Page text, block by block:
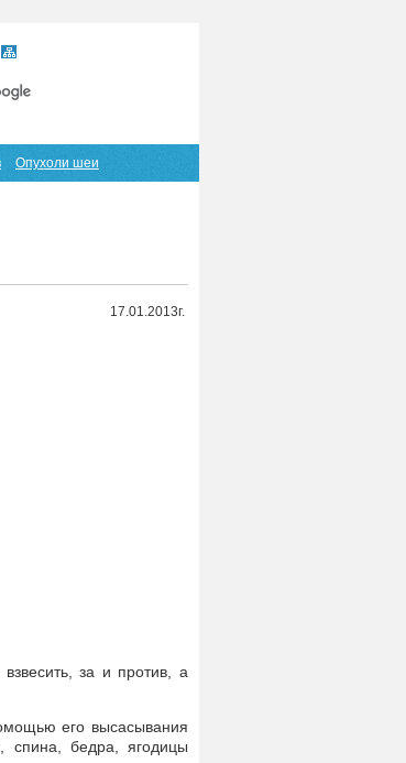
Опухоли шеи
17.01.2013г.
за и против, а
его высасывания
спина, бедра, ягодицы